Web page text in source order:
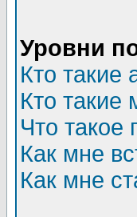
Уровни
Кто такие
Кто такие
Что такое
Как мне
Как мне